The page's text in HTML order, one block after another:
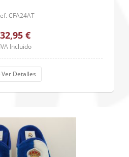
CFA24AT
32,95 €
IVA Incluido
Ver Detalles